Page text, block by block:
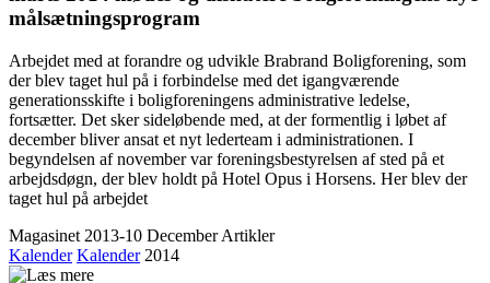
målsætningsprogram
Arbejdet med at forandre og udvikle Brabrand Boligforening, som
der blev taget hul på i forbindelse med det igangværende
generationsskifte i boligforeningens administrative ledelse,
fortsætter. Det sker sideløbende med, at der formentlig i løbet af
december bliver ansat et nyt lederteam i administrationen. I
begyndelsen af november var foreningsbestyrelsen af sted på et
arbejdsdøgn, der blev holdt på Hotel Opus i Horsens. Her blev der
taget hul på arbejdet
Magasinet 2013-10 December Artikler
Kalender Kalender2014